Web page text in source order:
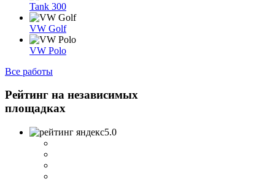
Tank 300
VW Golf
VW Polo
Все работы
Рейтинг на независимых
площадках
5.0